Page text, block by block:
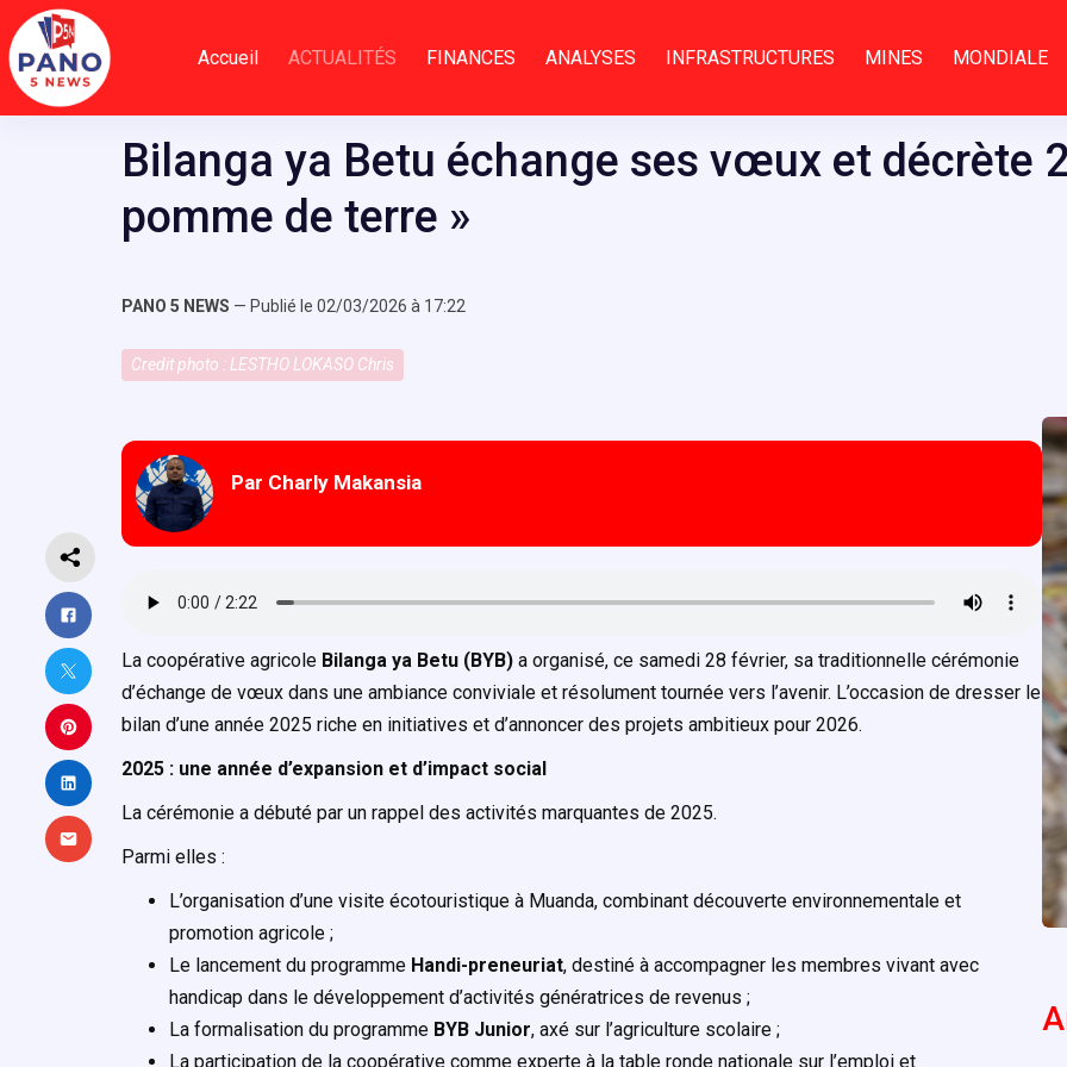
Passer
au
contenu
Accueil ACTUALITÉS FINANCES ANALYSES INFRASTRUCTURES MINES MONDIALE
Bilanga ya Betu échange ses vœux et décrète
pomme de terre »
PANO 5 NEWS — Publié le 02/03/2026 à 17:22
Credit photo : LESTHO LOKASO Chris
Par Charly Makansia
La coopérative agricole Bilanga ya Betu (BYB) a organisé, ce samedi 28 février, sa traditionnelle cérémonie
d’échange de vœux dans une ambiance conviviale et résolument tournée vers l’avenir. L’occasion de dresser le
bilan d’une année 2025 riche en initiatives et d’annoncer des projets ambitieux pour 2026.
2025 : une année d’expansion et d’impact social
La cérémonie a débuté par un rappel des activités marquantes de 2025.
Parmi elles :
L’organisation d’une visite écotouristique à Muanda, combinant découverte environnementale et
promotion agricole ;
Le lancement du programme Handi-preneuriat, destiné à accompagner les membres vivant avec
handicap dans le développement d’activités génératrices de revenus ;
La formalisation du programme BYB Junior, axé sur l’agriculture scolaire ;
La participation de la coopérative comme experte à la table ronde nationale sur l’emploi et